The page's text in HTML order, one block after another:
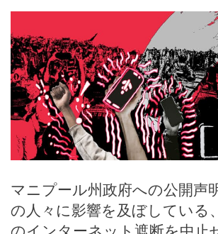
マニプール州政府への公開声
の人々に影響を及ぼしている